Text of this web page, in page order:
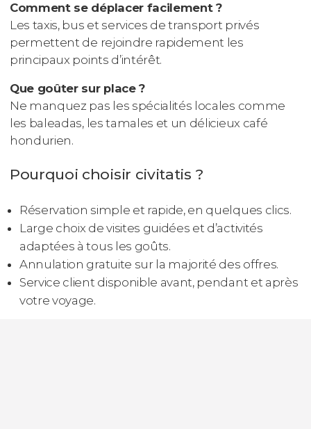
Comment se déplacer facilement ?
Les taxis, bus et services de transport privés
permettent de rejoindre rapidement les
principaux points d’intérêt.
Que goûter sur place ?
Ne manquez pas les spécialités locales comme
les baleadas, les tamales et un délicieux café
hondurien.
Pourquoi choisir civitatis ?
Réservation simple et rapide, en quelques clics.
Large choix de visites guidées et d’activités
adaptées à tous les goûts.
Annulation gratuite sur la majorité des offres.
Service client disponible avant, pendant et après
votre voyage.